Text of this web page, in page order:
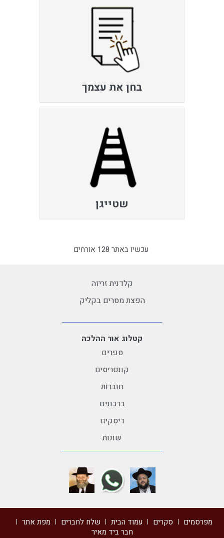
בחן את עצמך
שטייגן
עכשיו באתר 128 אורחים
קלדנית זריזה
הפצת מסרים בקליק
קטלוג אור ההלכה
ספרים
קונטריסים
חוברות
ברכונים
דיסקים
שונות
מפרסמים סקרים עמוד הבית שלח לחברים
מפת אתר
חבר ביד מאיר